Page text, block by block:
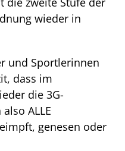
wieder in
und Sportlerinnen
dass im
die 3G-
ALLE
genesen oder